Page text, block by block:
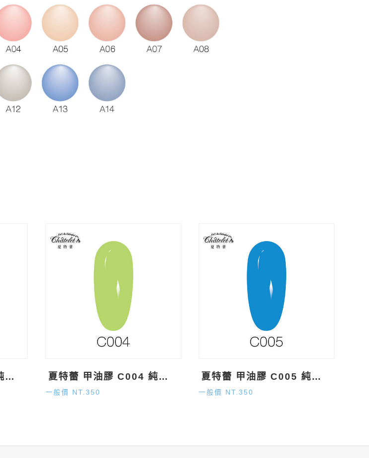
夏特蕾 甲油膠 C003 純色系 (15ml) 夏特蕾 甲油膠 C004 純色系 (15ml)
一般價 NT.350
夏特蕾 甲油膠 C005 純色系 (15ml)
一般價 NT.350